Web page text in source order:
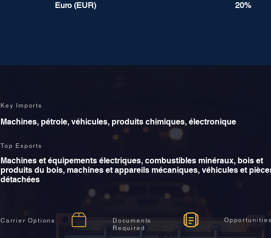
Euro (EUR) 20%
Key Imports
Machines, pétrole, véhicules, produits chimiques, électronique
Top Exports
Machines et équipements électriques, combustibles minéraux, bois et
produits du bois, machines et appareils mécaniques, véhicules et
détachées
Carrier Options
Documents
Required